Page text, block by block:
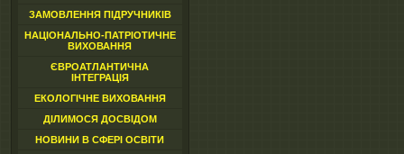
ЗАМОВЛЕННЯ ПІДРУЧНИКІВ
НАЦІОНАЛЬНО-ПАТРІОТИЧНЕ
ВИХОВАННЯ
ЄВРОАТЛАНТИЧНА
ІНТЕГРАЦІЯ
ЕКОЛОГІЧНЕ ВИХОВАННЯ
ДІЛИМОСЯ ДОСВІДОМ
НОВИНИ В СФЕРІ ОСВІТИ